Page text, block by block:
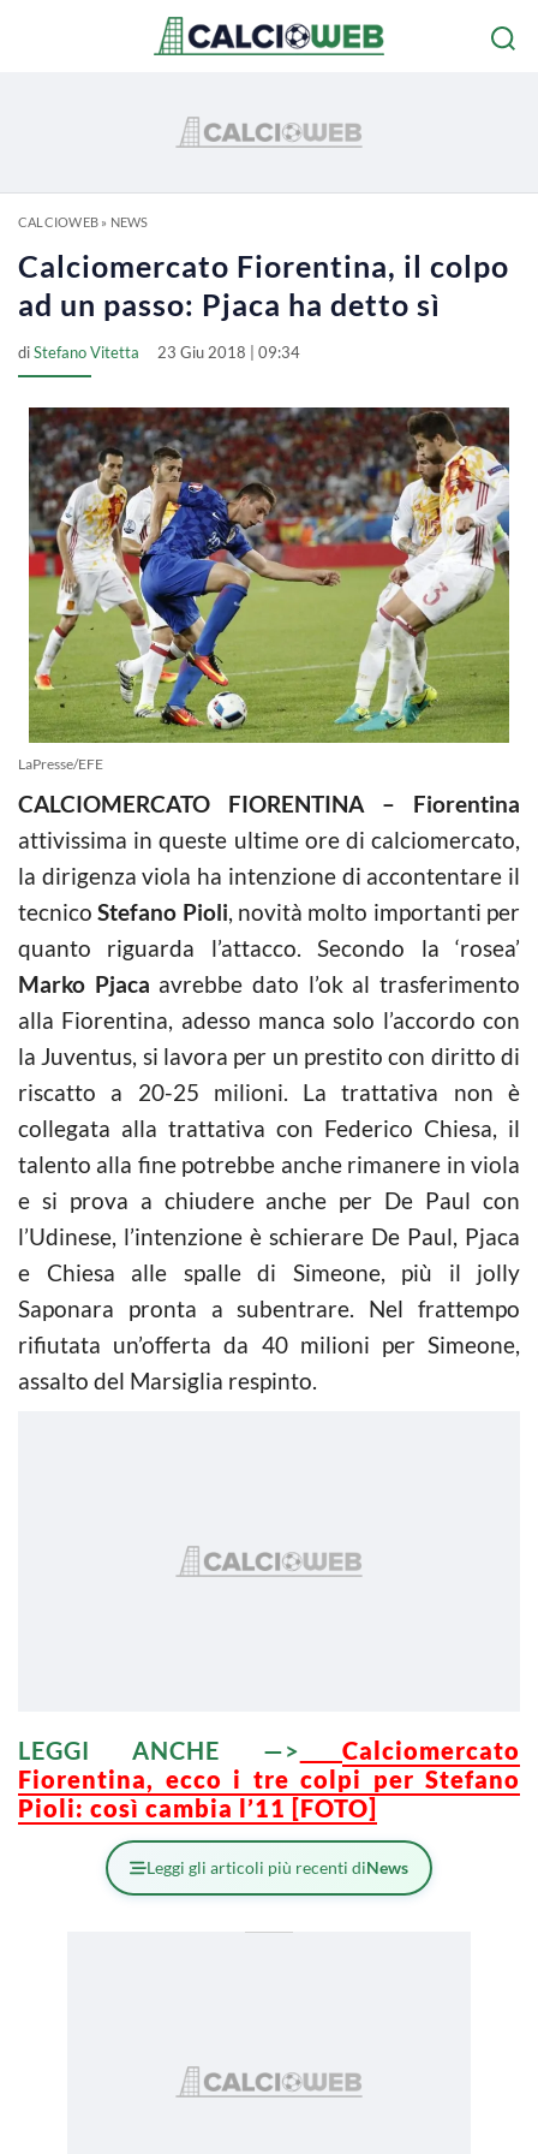
CALCIOWEB» NEWS
Calciomercato Fiorentina, il colpo
ad un passo: Pjaca ha detto sì
diStefano Vitetta 23 Giu 2018 | 09:34
LaPresse/EFE
CALCIOMERCATO FIORENTINA – Fiorentina
attivissima in queste ultime ore di calciomercato,
la dirigenza viola ha intenzione di accontentare il
tecnicoStefano Pioli, novità molto importanti per
quanto riguarda l’attacco. Secondo la ‘rosea’
Marko Pjaca avrebbe dato l’ok al trasferimento
alla Fiorentina, adesso manca solo l’accordo con
la Juventus, si lavora per un prestito con diritto di
riscatto a 20-25 milioni. La trattativa non è
collegata alla trattativa con Federico Chiesa, il
talento alla fine potrebbe anche rimanere in viola
e si prova a chiudere anche per De Paul con
l’Udinese, l’intenzione è schierare De Paul, Pjaca
e Chiesa alle spalle di Simeone, più il jolly
Saponara pronta a subentrare. Nel frattempo
rifiutata un’offerta da 40 milioni per Simeone,
assalto del Marsiglia respinto.
LEGGI ANCHE —>
Calciomercato
Fiorentina, ecco i tre colpi per Stefano
Pioli: così cambia l’11 [FOTO]
Leggi gli articoli più recenti diNews